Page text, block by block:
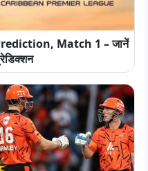
Match 1 – जानें